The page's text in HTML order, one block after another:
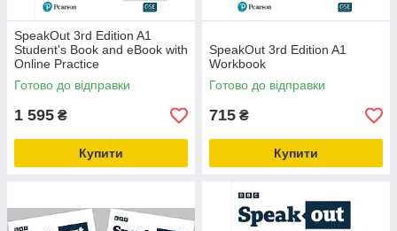
SpeakOut 3rd Edition A1
Student's Book and eBook with
Online Practice
Готово до відправки
1 595 ₴
Купити
SpeakOut 3rd Edition A1
Workbook
Готово до відправки
715 ₴
Купити